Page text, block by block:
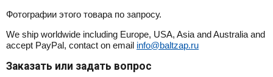
Фотографии этого товара по запросу.
We ship worldwide including Europe, USA, Asia and Australia and
accept PayPal, contact on email info@baltzap.ru
Заказать или задать вопрос